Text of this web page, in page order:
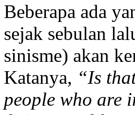
Beberapa ada
sejak sebulan
sinisme) akan
Katanya, “Is
people who are